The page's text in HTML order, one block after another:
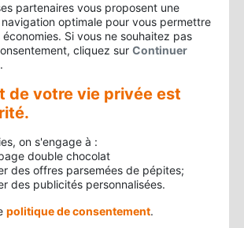
votre carte verte dans les
!
dois-je
obtenir ma
d’assurance ?
à un contrat d’assurance
votre assureur vous délivrera une
vous devrez fournir
partenaires vous proposent une
optimale pour vous permettre
Si vous ne souhaitez pas
cliquez sur Continuer
.
de votre vie privée est
on s'engage à :
double chocolat
des offres parsemées de pépites;
des publicités personnalisées.
politique de consentement.